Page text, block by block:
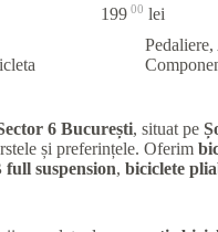
19900 lei
6 București, situat pe
și preferințele. Oferim
suspension, biciclete